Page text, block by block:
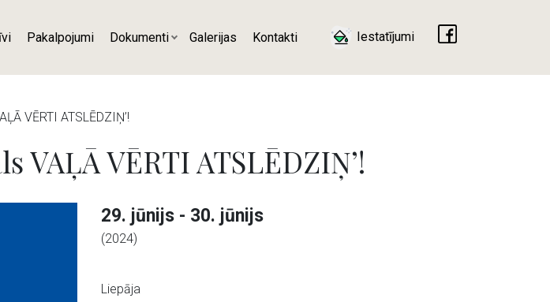
Pakalpojumi Dokumenti Galerijas Kontakti Iestatījumi
VĒRTI ATSLĒDZIŅ’!
VĒRTI ATSLĒDZIŅ’!
29. jūnijs - 30. jūnijs
(2024)
Liepāja